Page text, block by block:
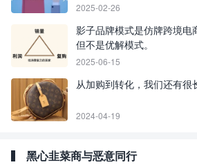
2025-02-26
影子品牌模式是仿牌跨境电
但不是优解模式。
2025-06-15
从加购到转化，我们还有很
2024-04-19
黑心韭菜商与恶意同行